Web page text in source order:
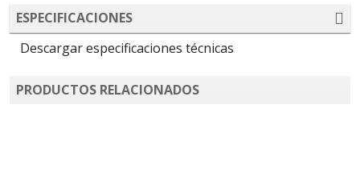
ESPECIFICACIONES
Descargar especificaciones técnicas
PRODUCTOS RELACIONADOS